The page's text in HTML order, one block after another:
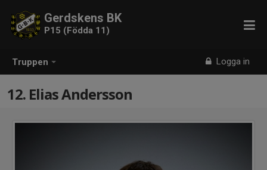
Truppen Logga in
Gerdskens BK
P15 (Födda 11)
12. Elias Andersson